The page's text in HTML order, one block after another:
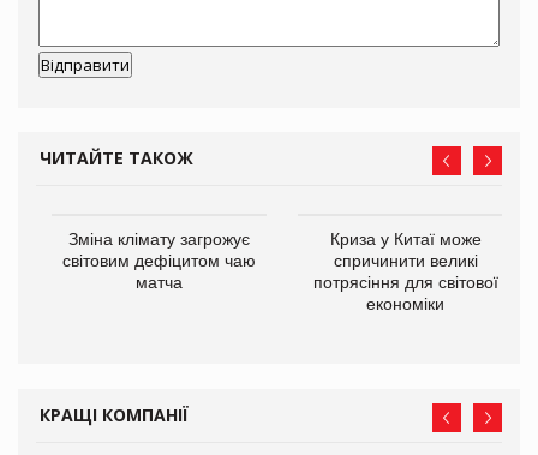
ЧИТАЙТЕ ТАКОЖ
Зміна клімату загрожує
світовим дефіцитом чаю
матча
Криза у Китаї може
спричинити великі
потрясіння для світової
економіки
КРАЩІ КОМПАНІЇ